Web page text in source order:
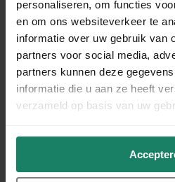
personaliseren, om functies
en om ons websiteverkeer te
informatie over uw gebruik van
partners voor social media,
partners kunnen deze
informatie die u aan ze heeft
verzameld op basis van uw